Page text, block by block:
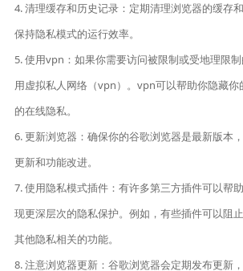
4. 清理缓存和历史记录：定期清理浏览器的缓存
保持隐私模式的运行效率。
5. 使用vpn：如果你需要访问被限制或受地理限
用虚拟私人网络（vpn）。vpn可以帮助你隐藏
的在线隐私。
6. 更新浏览器：确保你的谷歌浏览器是最新版本
更新和功能改进。
7. 使用隐私模式插件：有许多第三方插件可以帮
现更深层次的隐私保护。例如，有些插件可以阻
其他隐私相关的功能。
8. 注意浏览器更新：谷歌浏览器会定期发布更新